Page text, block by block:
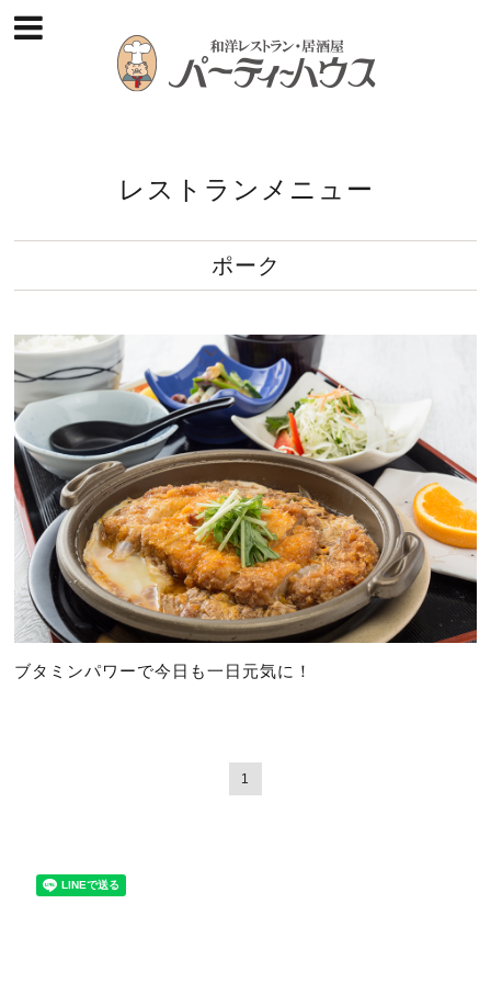
レストランメニュー
ポーク
ブタミンパワーで今日も一日元気に！
1